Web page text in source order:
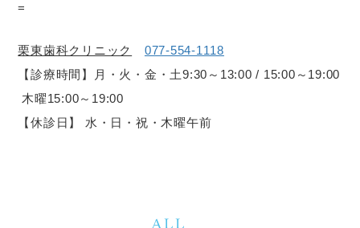
=
栗東歯科クリニック
077-554-1118
【診療時間】月・火・金・土9:30～13:00 / 15:00～19:00
木曜15:00～19:00
【休診日】 水・日・祝・木曜午前
ALL